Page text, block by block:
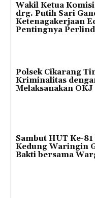
Wakil Ketua
drg. Putih Sari
Ketenagakerjaan
Pentingnya
Polsek Cikarang
Kriminalitas
Melaksanakan OKJ
Sambut HUT Ke-
Kedung Waringin
Bakti bersama